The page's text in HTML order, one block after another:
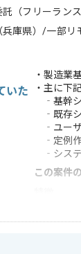
（フリーランス
兵庫県）/一部リ
いた
・製造業
・主に下
‐基幹シ
‐既存シ
‐ユーザ
‐定例
‐システ
この案件